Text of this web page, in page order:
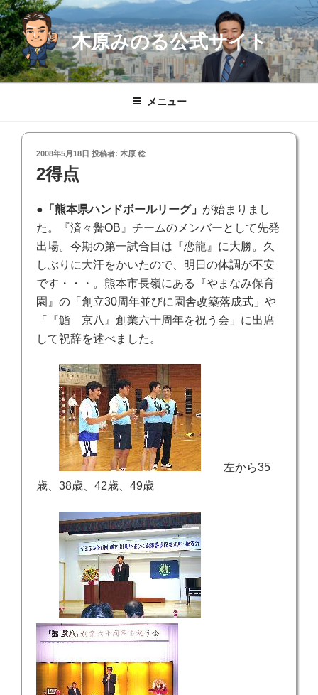
コ
ン
テ
ン
ツ
木原みのる公式サイト
メニュー
投
日:
2008年5月18日 投稿者: 木原 稔
2得点
● 「熊本県ハンドボールリーグ」 が始まりまし
た。『済々黌OB』チームのメンバーとして先発
出場。今期の第一試合目は『恋龍』に大勝。久
しぶりに大汗をかいたので、明日の体調が不安
です・・・。熊本市長嶺にある『やまなみ保育
園』の「創立30周年並びに園舎改築落成式」や
「『鮨 京八』創業六十周年を祝う会」に出席
して祝辞を述べました。
左から35
歳、38歳、42歳、49歳